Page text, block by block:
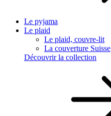
Le pyjama
Le plaid
Le plaid, couvre-lit
La couverture Suisse
Découvrir la collection